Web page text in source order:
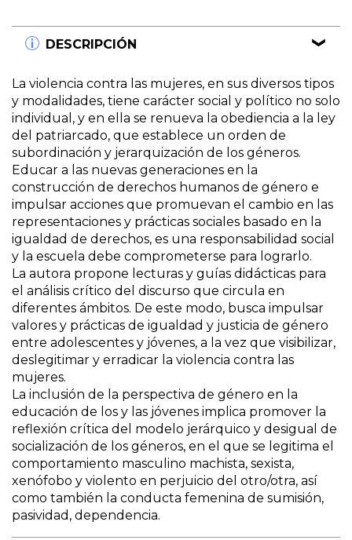
DESCRIPCIÓN
La violencia contra las mujeres, en sus diversos tipos
y modalidades, tiene carácter social y político no solo
individual, y en ella se renueva la obediencia a la ley
del patriarcado, que establece un orden de
subordinación y jerarquización de los géneros.
Educar a las nuevas generaciones en la
construcción de derechos humanos de género e
impulsar acciones que promuevan el cambio en las
representaciones y prácticas sociales basado en la
igualdad de derechos, es una responsabilidad social
y la escuela debe comprometerse para lograrlo.
La autora propone lecturas y guías didácticas para
el análisis crítico del discurso que circula en
diferentes ámbitos. De este modo, busca impulsar
valores y prácticas de igualdad y justicia de género
entre adolescentes y jóvenes, a la vez que visibilizar,
deslegitimar y erradicar la violencia contra las
mujeres.
La inclusión de la perspectiva de género en la
educación de los y las jóvenes implica promover la
reflexión crítica del modelo jerárquico y desigual de
socialización de los géneros, en el que se legitima el
comportamiento masculino machista, sexista,
xenófobo y violento en perjuicio del otro/otra, así
como también la conducta femenina de sumisión,
pasividad, dependencia.